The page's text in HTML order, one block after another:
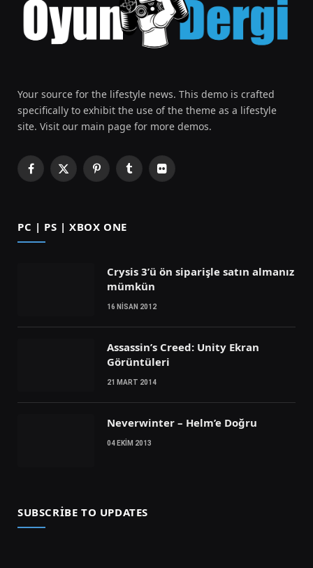
Your source for the lifestyle news. This demo is crafted
specifically to exhibit the use of the theme as a lifestyle
site. Visit our main page for more demos.
Facebook
X
PinterestTumblrFlickr
PC | PS | XBOX ONE
Crysis 3’ü ön siparişle satın almanız
mümkün
16 NISAN 2012
Assassin’s Creed: Unity Ekran
Görüntüleri
21 MART 2014
Neverwinter – Helm’e Doğru
04 EKIM 2013
SUBSCRIBE TO UPDATES